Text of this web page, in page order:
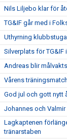
Nils Liljebo klar för
TG&IF går med i
Uthyrning
Silverplats för
Andreas blir
Vårens
God jul och gott nytt
Johannes och
Lagkaptenen
tränarstaben